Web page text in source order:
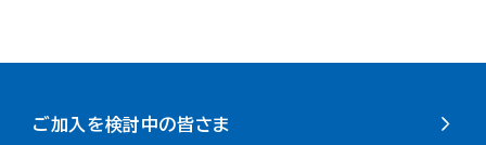
ご加入を検討中の皆さま